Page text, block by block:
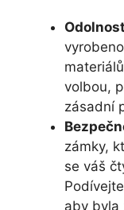
volbou,
zásadní
zámky,
se váš
aby byla